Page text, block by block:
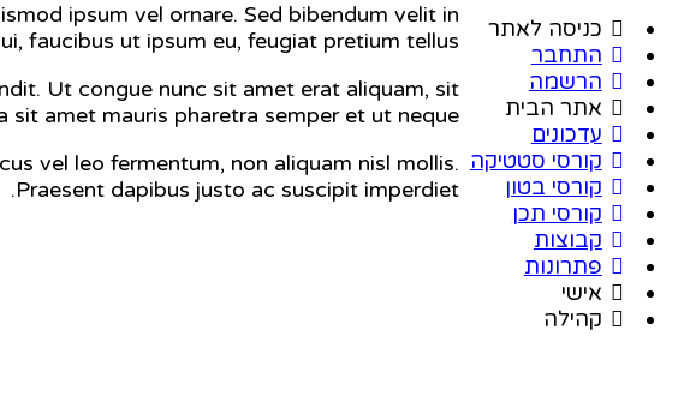
כניסה לאתר
התחבר
הרשמה
אתר הבית
עדכונים
קורסי סטטיקה
קורסי בטון
קורסי תכן
קבוצות
פתרונות
אישי
קהילה
ipsum vel ornare. Sed bibendum velit in
faucibus ut ipsum eu, feugiat pretium tellus.
Ut congue nunc sit amet erat aliquam, sit
amet mauris pharetra semper et ut neque.
vel leo fermentum, non aliquam nisl mollis.
Praesent dapibus justo ac suscipit imperdiet.